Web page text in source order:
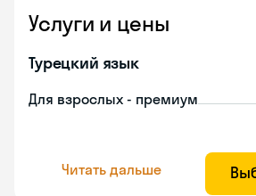
Услуги и цены
Турецкий язык
Для взрослых - премиум
Читать дальше